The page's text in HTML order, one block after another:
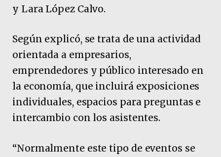
y Lara López Calvo.
Según explicó, se trata de una actividad
orientada a empresarios,
emprendedores y público interesado en
la economía, que incluirá exposiciones
individuales, espacios para preguntas e
intercambio con los asistentes.
“Normalmente este tipo de eventos se